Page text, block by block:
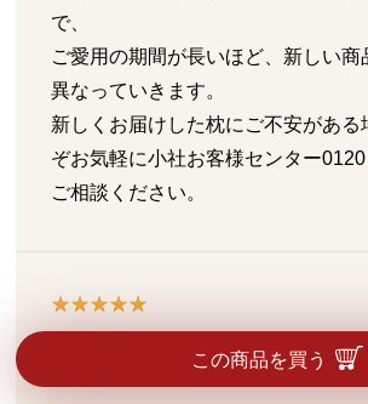
この商品を買う
で、
ご愛用の期間が長いほど、新しい商
異なっていきます。
新しくお届けした枕にご不安がある
ぞお気軽に小社お客様センター
ご相談ください。
色々試してみたけれど…